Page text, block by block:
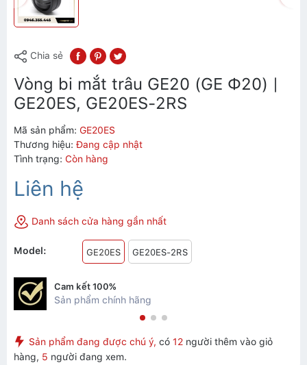
Chia sẻ
Vòng bi mắt trâu GE20 (GE Ф20) |
GE20ES, GE20ES-2RS
Mã sản phẩm: GE20ES
Thương hiệu: Đang cập nhật
Tình trạng: Còn hàng
Liên hệ
Danh sách cửa hàng gần nhất
Model: GE20ES GE20ES-2RS
Cam kết 100%
Sản phẩm chính hãng
Sản phẩm đang được chú ý, có 12 người thêm vào giỏ
hàng, 5 người đang xem.